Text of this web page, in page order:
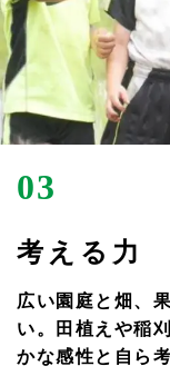
03
考える力
広い園庭と畑、
い。田植えや稲
かな感性と自ら